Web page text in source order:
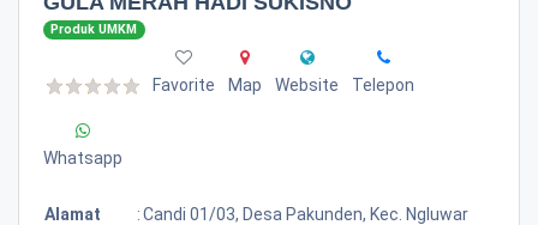
Produk UMKM
Favorite Map Website Telepon
Whatsapp
Alamat :Candi 01/03, Desa Pakunden, Kec. Ngluwar